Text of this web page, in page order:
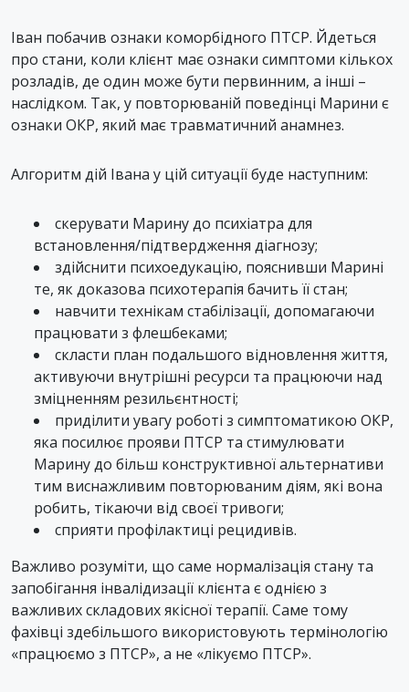
Іван побачив ознаки коморбідного ПТСР. Йдеться
про стани, коли клієнт має ознаки симптоми кількох
розладів, де один може бути первинним, а інші –
наслідком. Так, у повторюваній поведінці Марини є
ознаки ОКР, який має травматичний анамнез.
Алгоритм дій Івана у цій ситуації буде наступним:
скерувати Марину до психіатра для
встановлення/підтвердження діагнозу;
здійснити психоедукацію, пояснивши Марині
те, як доказова психотерапія бачить її стан;
навчити технікам стабілізації, допомагаючи
працювати з флешбеками;
скласти план подальшого відновлення життя,
активуючи внутрішні ресурси та працюючи над
зміцненням резильєнтності;
приділити увагу роботі з симптоматикою ОКР,
яка посилює прояви ПТСР та стимулювати
Марину до більш конструктивної альтернативи
тим виснажливим повторюваним діям, які вона
робить, тікаючи від своєї тривоги;
сприяти профілактиці рецидивів.
Важливо розуміти, що саме нормалізація стану та
запобігання інвалідизації клієнта є однією з
важливих складових якісної терапії. Саме тому
фахівці здебільшого використовують термінологію
«працюємо з ПТСР», а не «лікуємо ПТСР».